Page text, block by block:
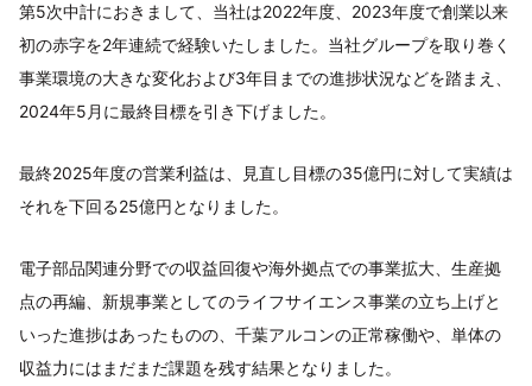
第5次中計におきまして、当社は2022年度、2023年度で創業以来
初の赤字を2年連続で経験いたしました。当社グループを取り巻く
事業環境の大きな変化および3年目までの進捗状況などを踏まえ、
2024年5月に最終目標を引き下げました。
最終2025年度の営業利益は、見直し目標の35億円に対して実績は
それを下回る25億円となりました。
電子部品関連分野での収益回復や海外拠点での事業拡大、生産拠
点の再編、新規事業としてのライフサイエンス事業の立ち上げと
いった進捗はあったものの、千葉アルコンの正常稼働や、単体の
収益力にはまだまだ課題を残す結果となりました。